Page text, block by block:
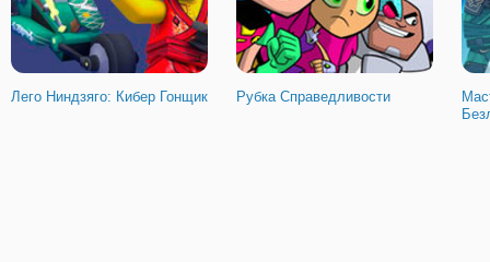
Лего Ниндзяго: Кибер Гонщик Рубка Справедливости